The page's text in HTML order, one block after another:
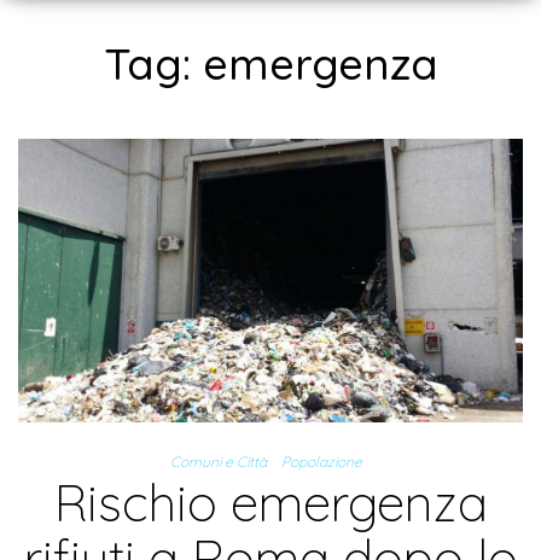
Tag: emergenza
Comuni e Città Popolazione
Rischio emergenza